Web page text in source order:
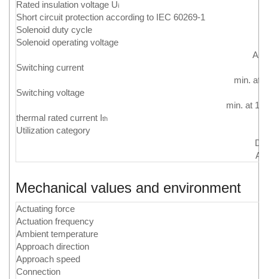
Rated insulation voltage Ui
Short circuit protection according to IEC 60269-1
Solenoid duty cycle
Solenoid operating voltage
Switching current
min. at
Switching voltage
min. at 10
thermal rated current Ith
Utilization category
Mechanical values and environment
Actuating force
Actuation frequency
Ambient temperature
Approach direction
Approach speed
Connection